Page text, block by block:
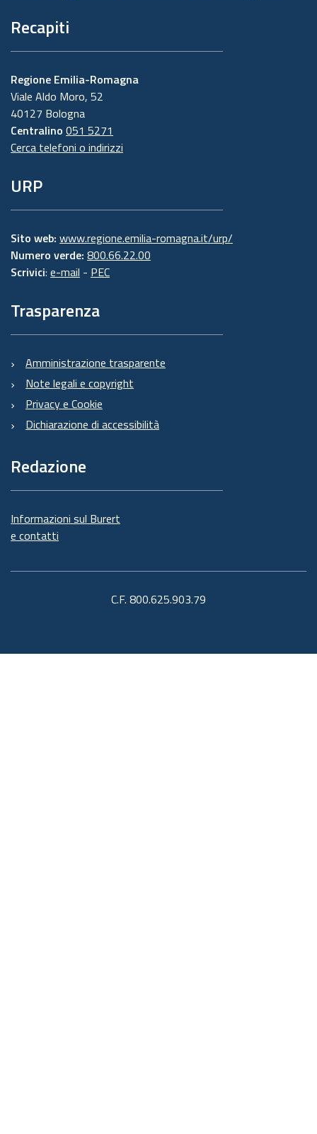
Recapiti
Regione Emilia-Romagna
Viale Aldo Moro, 52
40127 Bologna
Centralino 051 5271
Cerca telefoni o indirizzi
URP
Sito web: www.regione.emilia-romagna.it/urp/
Numero verde: 800.66.22.00
Scrivici: e-mail - PEC
Trasparenza
Amministrazione trasparente
Note legali e copyright
Privacy e Cookie
Dichiarazione di accessibilità
Redazione
Informazioni sul Burert
e contatti
C.F. 800.625.903.79